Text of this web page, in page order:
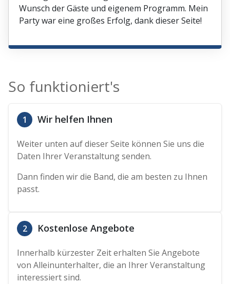
Wunsch der Gäste und eigenem Programm. Mein
Party war eine großes Erfolg, dank dieser Seite!
So funktioniert's
1 Wir helfen Ihnen
Weiter unten auf dieser Seite können Sie uns die
Daten Ihrer Veranstaltung senden.
Dann finden wir die Band, die am besten zu Ihnen
passt.
2 Kostenlose Angebote
Innerhalb kürzester Zeit erhalten Sie Angebote
von Alleinunterhalter, die an Ihrer Veranstaltung
interessiert sind.